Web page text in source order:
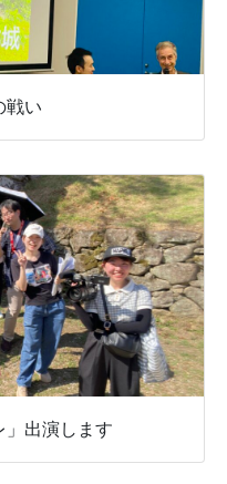
戦い
」出演します